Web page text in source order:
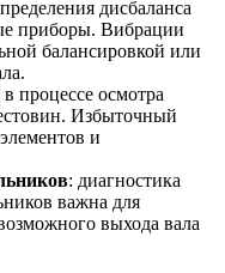
дисбаланса
приборы. Вибрации
балансировкой или
в процессе осмотра
Избыточный
и
: диагностика
важна для
выхода вала